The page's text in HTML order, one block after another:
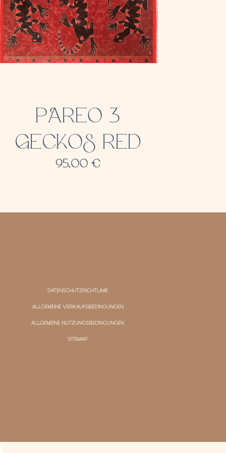
PAREO 3
GECKOS RED
95,00 €
DATENSCHUTZRICHTLINIE
ALLGEMEINE VERKAUFSBEDINGUNGEN
ALLGEMEINE NUTZUNGSBEDINGUNGEN
SITEMAP